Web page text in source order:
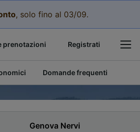
, solo fino al 03/09.
prenotazioni Registrati
Domande frequenti